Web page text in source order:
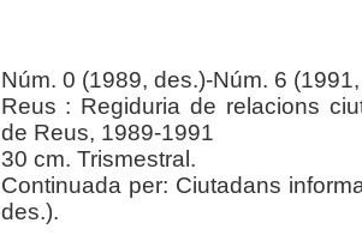
Núm. 0 (1989, des.)-Núm. 6
Reus : Regiduria de relacions
de Reus, 1989-1991
30 cm. Trismestral.
Continuada per: Ciutadans
des.).